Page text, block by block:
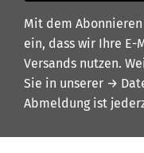
Mit dem
ein, dass wir Ihre E-
Versands nutzen.
Sie in unserer →
Abmeldung ist